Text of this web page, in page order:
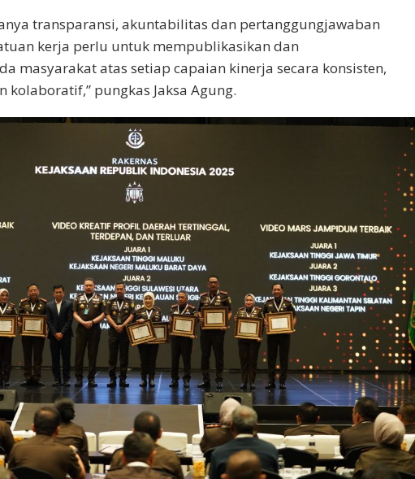
transparansi, akuntabilitas dan pertanggungjawaban
kerja perlu untuk mempublikasikan dan
masyarakat atas setiap capaian kinerja secara konsisten,
pungkas Jaksa Agung.